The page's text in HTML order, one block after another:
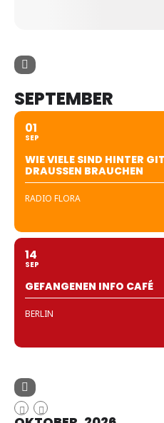
SEPTEMBER
01
SEP
WIE VIELE SIND HINTER
DRAUSSEN BRAUCHEN
RADIO FLORA
14
SEP
GEFANGENEN INFO CAFÉ
BERLIN